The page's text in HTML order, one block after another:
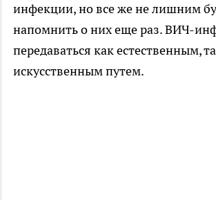
инфекции, но все же не лишним
напомнить о них еще раз. ВИЧ-
передаваться как естественным,
искусственным путем.